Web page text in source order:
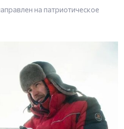
на патриотическое